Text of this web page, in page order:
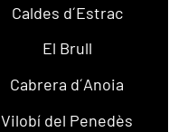
Caldes d´Estrac
El Brull
Cabrera d´Anoia
Vilobí del Penedès